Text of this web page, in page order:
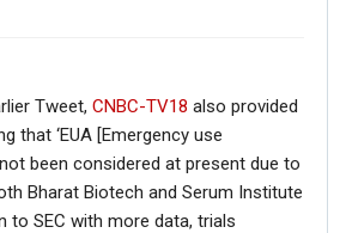
Tweet, CNBC-TV18 also provided
that ‘EUA [Emergency use
been considered at present due to
Bharat Biotech and Serum Institute
to SEC with more data, trials